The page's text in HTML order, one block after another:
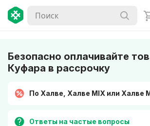
Безопасно оплачивайте
Куфара в рассрочку
По Халве, Халве MIX или Халве
Ответы на частые вопросы